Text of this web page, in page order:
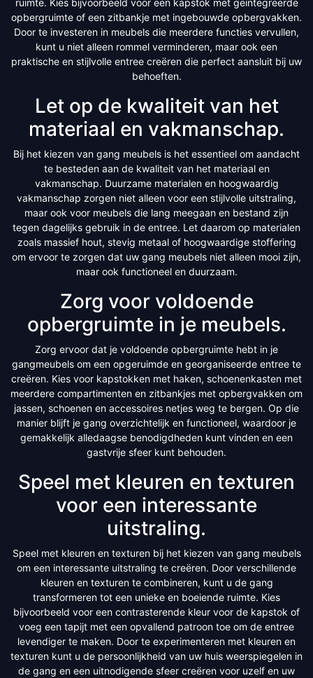
opbergruimte of een zitbankje met ingebouwde opbergvakken.
Door te investeren in meubels die meerdere functies vervullen,
kunt u niet alleen rommel verminderen, maar ook een
praktische en stijlvolle entree creëren die perfect aansluit bij uw
behoeften.
Let op de kwaliteit van het
materiaal en vakmanschap.
Bij het kiezen van gang meubels is het essentieel om aandacht
te besteden aan de kwaliteit van het materiaal en
vakmanschap. Duurzame materialen en hoogwaardig
vakmanschap zorgen niet alleen voor een stijlvolle uitstraling,
maar ook voor meubels die lang meegaan en bestand zijn
tegen dagelijks gebruik in de entree. Let daarom op materialen
zoals massief hout, stevig metaal of hoogwaardige stoffering
om ervoor te zorgen dat uw gang meubels niet alleen mooi zijn,
maar ook functioneel en duurzaam.
Zorg voor voldoende
opbergruimte in je meubels.
Zorg ervoor dat je voldoende opbergruimte hebt in je
gangmeubels om een opgeruimde en georganiseerde entree te
creëren. Kies voor kapstokken met haken, schoenenkasten met
meerdere compartimenten en zitbankjes met opbergvakken om
jassen, schoenen en accessoires netjes weg te bergen. Op die
manier blijft je gang overzichtelijk en functioneel, waardoor je
gemakkelijk alledaagse benodigdheden kunt vinden en een
gastvrije sfeer kunt behouden.
Speel met kleuren en texturen
voor een interessante
uitstraling.
Speel met kleuren en texturen bij het kiezen van gang meubels
om een interessante uitstraling te creëren. Door verschillende
kleuren en texturen te combineren, kunt u de gang
transformeren tot een unieke en boeiende ruimte. Kies
bijvoorbeeld voor een contrasterende kleur voor de kapstok of
voeg een tapijt met een opvallend patroon toe om de entree
levendiger te maken. Door te experimenteren met kleuren en
texturen kunt u de persoonlijkheid van uw huis weerspiegelen in
de gang en een uitnodigende sfeer creëren voor uzelf en uw